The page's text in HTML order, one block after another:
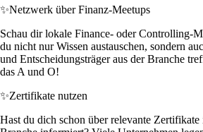
✨Netzwerk über Finanz-Meetups
Schau dir lokale Finance- oder Controlling-
du nicht nur Wissen austauschen, sondern
und Entscheidungsträger aus der Branche
das A und O!
✨Zertifikate nutzen
Hast du dich schon über relevante